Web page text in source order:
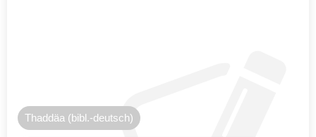
Thaddäa (bibl.-deutsch)